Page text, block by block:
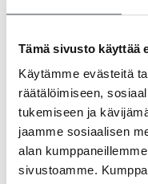
Tämä sivusto käyttää
Käytämme evästeitä
räätälöimiseen,
tukemiseen ja
jaamme sosiaalisen
alan
sivustoamme.
Kiilto MD Block